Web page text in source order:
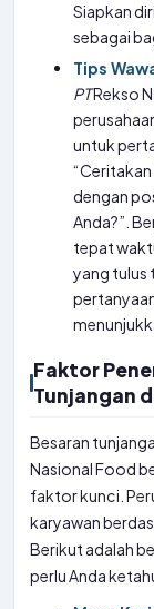
Siapkan
sebagai
Tips
PTRekso
untuk
dengan
Anda?”.
tepat
yang tulus
Faktor
Tunjangan
Besaran
Nasional Food
faktor kunci.
karyawan
Berikut adalah
perlu Anda